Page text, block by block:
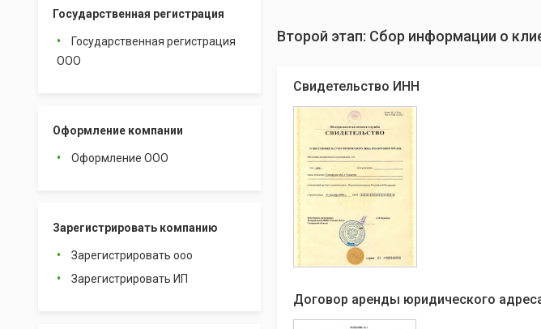
Государственная регистрация
Государственная регистрация
ООО
Оформление компании
Оформление ООО
Зарегистрировать компанию
Зарегистрировать ооо
Зарегистрировать ИП
Второй этап: Сбор информации о
Свидетельство ИНН
Договор аренды юридического